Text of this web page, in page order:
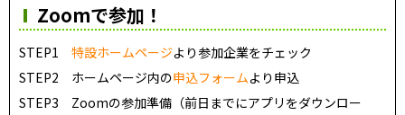
Zoomで参加！
STEP1 特設ホームページより参加企業をチェック
STEP2 ホームページ内の申込フォームより申込
STEP3 Zoomの参加準備（前日までにアプリをダウンロー